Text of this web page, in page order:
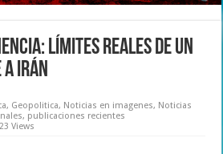
límites reales de un
a Irán
, Geopolitica, Noticias en imagenes, Noticias
, publicaciones recientes
23 Views